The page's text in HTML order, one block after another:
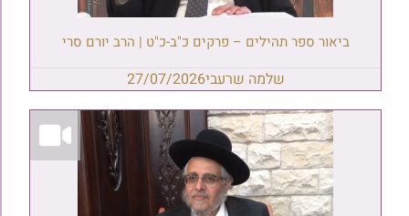
ביאור ספר תהילים – פרקים כ"ב-כ"ט | הרב יורם סרי
שלמה שרעבי27/07/2026